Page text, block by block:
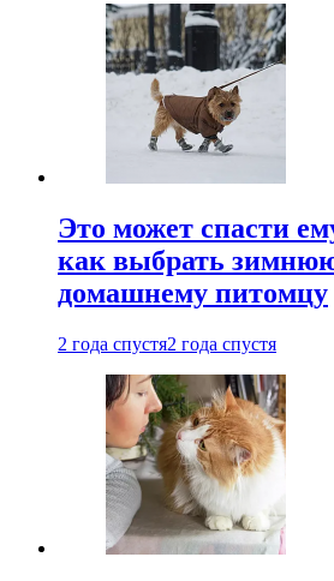
Это может спасти
как выбрать
домашнему питомцу
2 года спустя2 года спустя